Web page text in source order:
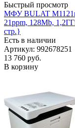
Быстрый просмотр
МФУ BULAT
21ppm, 128Mb,
стр.}
Есть в наличии
Артикул: 992678251
13 760 руб.
В корзину